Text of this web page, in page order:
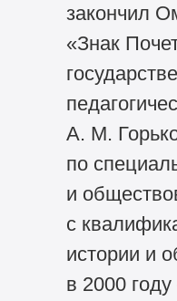
закончил
«Знак
А. М.
по
и
с
истории и
в 2000